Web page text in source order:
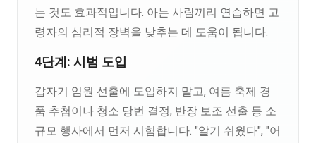
는 것도 효과적입니다. 아는 사람끼리 연습하면 고
령자의 심리적 장벽을 낮추는 데 도움이 됩니다.
4단계: 시범 도입
갑자기 임원 선출에 도입하지 말고, 여름 축제 경
품 추첨이나 청소 당번 결정, 반장 보조 선출 등 소
규모 행사에서 먼저 시험합니다. "알기 쉬웠다", "어